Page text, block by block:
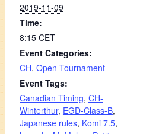
2019-11-09
Time:
8:15 CET
Event Categories:
CH, Open Tournament
Event Tags:
Canadian Timing, CH-
Winterthur, EGD-Class-B,
Japanese rules, Komi 7.5,